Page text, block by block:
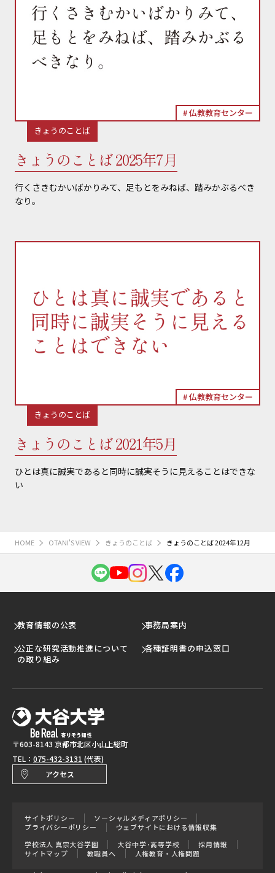
仏教教育センター
きょうのことば
きょうのことば 2025年7月
行くさきむかいばかりみて、足もとをみねば、踏みかぶるべき
なり。
仏教教育センター
きょうのことば
きょうのことば 2021年5月
ひとは真に誠実であると同時に誠実そうに見えることはできな
い
HOME OTANI'S VIEW きょうのことば きょうのことば 2024年12月
教育情報の公表
事務局案内
公正な研究活動推進について
の取り組み
各種証明書の申込窓口
〒603-8143 京都市北区小山上総町
TEL： 075-432-3131 (代表)
アクセス
サイトポリシー
ソーシャルメディアポリシー
プライバシーポリシー
ウェブサイトにおける情報収集
学校法人 真宗大谷学園
大谷中学･高等学校
採用情報
サイトマップ
教職員へ 人権教育・人権問題